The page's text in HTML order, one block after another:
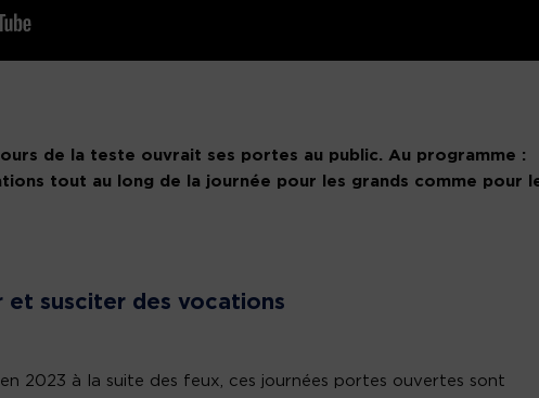
de la teste ouvrait ses portes au public. Au programme :
tout au long de la journée pour les grands comme pour
susciter des vocations
2023 à la suite des feux, ces journées portes ouvertes sont